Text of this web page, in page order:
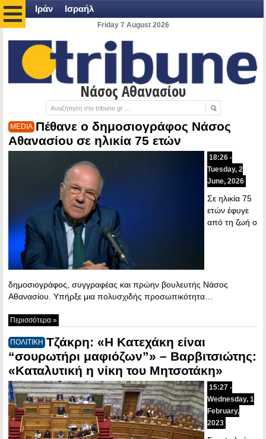
Ιράν Ισραήλ
Friday 7 August 2026
Νάσος Αθανασίου
MEDIA Πέθανε ο δημοσιογράφος Νάσος
Αθανασίου σε ηλικία 75 ετών
18:26 -
Tuesday, 2
June, 2026
Σε ηλικία 75
ετών έφυγε
από τη ζωή ο
δημοσιογράφος, συγγραφέας και πρώην βουλευτής Νάσος
Αθανασίου. Yπήρξε μια πολυσχιδής προσωπικότητα…
Περισσότερα »
ΠΟΛΙΤΙΚΗ Τζάκρη: «Η Κατεχάκη είναι
“σουρωτήρι μαφιόζων”» – Βαρβιτσιώτης:
«Καταλυτική η νίκη του Μητσοτάκη»
15:27 -
Wednesday, 1
February,
2023